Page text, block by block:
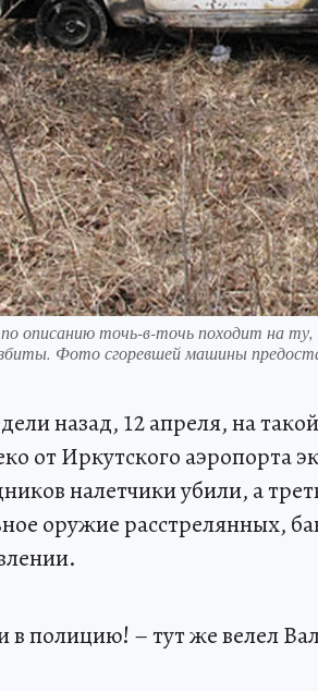
описанию точь-в-точь походит на ту,
Фото сгоревшей машины
назад, 12 апреля, на
от Иркутского аэропорта
налетчики убили, а
оружие расстрелянных,
в полицию! – тут же велел